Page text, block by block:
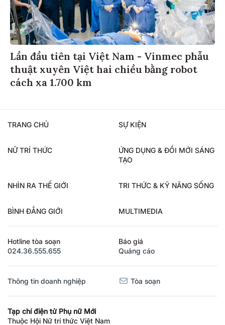
Lần đầu tiên tại Việt Nam - Vinmec phẫu
thuật xuyên Việt hai chiều bằng robot
cách xa 1.700 km
TRANG CHỦ SỰ KIỆN
NỮ TRÍ THỨC
ỨNG DỤNG & ĐỔI MỚI SÁNG
TẠO
NHÌN RA THẾ GIỚI TRI THỨC & KỸ NĂNG SỐNG
BÌNH ĐẲNG GIỚI MULTIMEDIA
Hotline tòa soạn
024.36.555.655
Báo giá
Quảng cáo
Thông tin doanh nghiệp Tòa soạn
Tạp chí điện tử Phụ nữ Mới
Thuộc Hội Nữ trí thức Việt Nam